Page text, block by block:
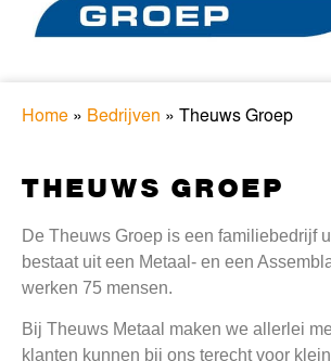
Home » Bedrijven » Theuws Groep
THEUWS GROEP
De Theuws Groep is een familiebedrijf
bestaat uit een Metaal- en een
werken 75 mensen.
Bij Theuws Metaal maken we allerlei
klanten kunnen bij ons terecht voor